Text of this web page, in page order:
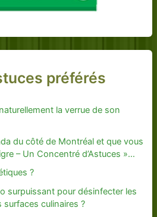
préférés
la verrue de son
du côté de Montréal et que vous
– Un Concentré d’Astuces »…
?
surpuissant pour désinfecter les
surfaces culinaires ?